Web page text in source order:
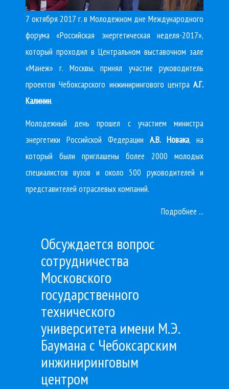
7 октября 2017 г. в Молодежном дне Международного
форума «Российская энергетическая неделя-2017»,
который проходил в Центральном выставочном зале
«Манеж» г. Москвы, принял участие руководитель
проектов Чебоксарского инжинирингового центра А.Г.
Калинин.
Молодежный день прошел с участием министра
энергетики Российской Федерации А.В. Новака, на
который были приглашены более 2000 молодых
специалистов вузов и около 500 руководителей и
представителей отраслевых компаний.
Подробнее ...
Обсуждается вопрос
сотрудничества
Московского
государственного
технического
университета имени М.Э.
Баумана с Чебоксарским
инжиниринговым
центром